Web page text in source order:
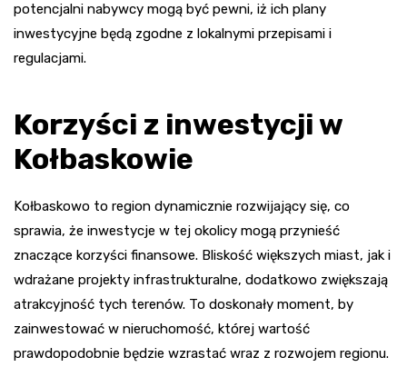
potencjalni nabywcy mogą być pewni, iż ich plany
inwestycyjne będą zgodne z lokalnymi przepisami i
regulacjami.
Korzyści z inwestycji w
Kołbaskowie
Kołbaskowo to region dynamicznie rozwijający się, co
sprawia, że inwestycje w tej okolicy mogą przynieść
znaczące korzyści finansowe. Bliskość większych miast, jak i
wdrażane projekty infrastrukturalne, dodatkowo zwiększają
atrakcyjność tych terenów. To doskonały moment, by
zainwestować w nieruchomość, której wartość
prawdopodobnie będzie wzrastać wraz z rozwojem regionu.